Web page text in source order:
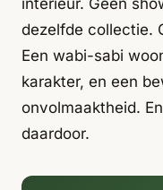
Japans Zen
Midcentury
Modern
Moody
Interieur
Organic
interieur. Geen
dezelfde collectie.
Een wabi-sabi
karakter, en een
onvolmaaktheid.
daardoor.